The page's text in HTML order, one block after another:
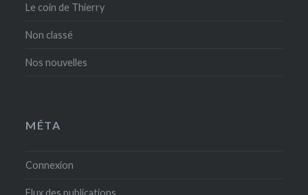
Le coin de Thierry
Non classé
Nos nouvelles
MÉTA
Connexion
Flux des publications